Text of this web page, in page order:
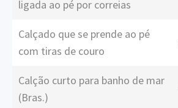
ligada ao pé por correias
Calçado que se prende ao pé
com tiras de couro
Calção curto para banho de mar
(Bras.)